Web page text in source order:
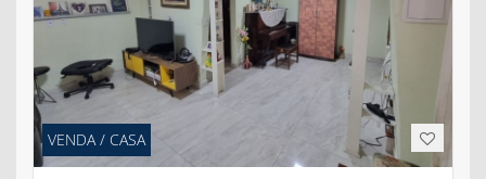
VENDA / CASA